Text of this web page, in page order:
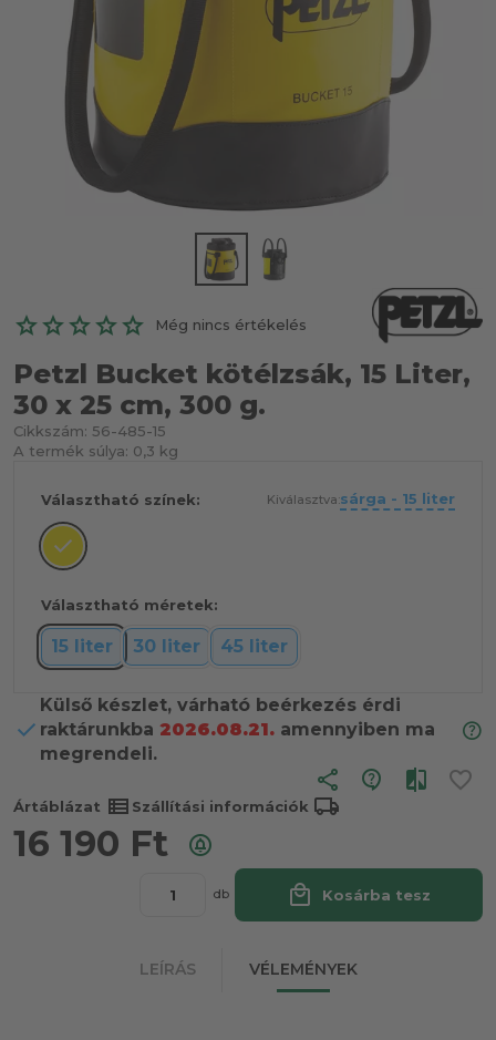
Még nincs értékelés
Petzl Bucket kötélzsák, 15 Liter,
30 x 25 cm, 300 g.
Cikkszám: 56-485-15
A termék súlya: 0,3 kg
Választható színek: Kiválasztva:sárga - 15 liter
Választható méretek:
15 liter 30 liter 45 liter
Külső készlet, várható beérkezés érdi
raktárunkba 2026.08.21. amennyiben ma
megrendeli.
share
Ártáblázat view_list Szállítási információk local_shipping
16 190 Ft
db local_mall Kosárba tesz
LEÍRÁS VÉLEMÉNYEK